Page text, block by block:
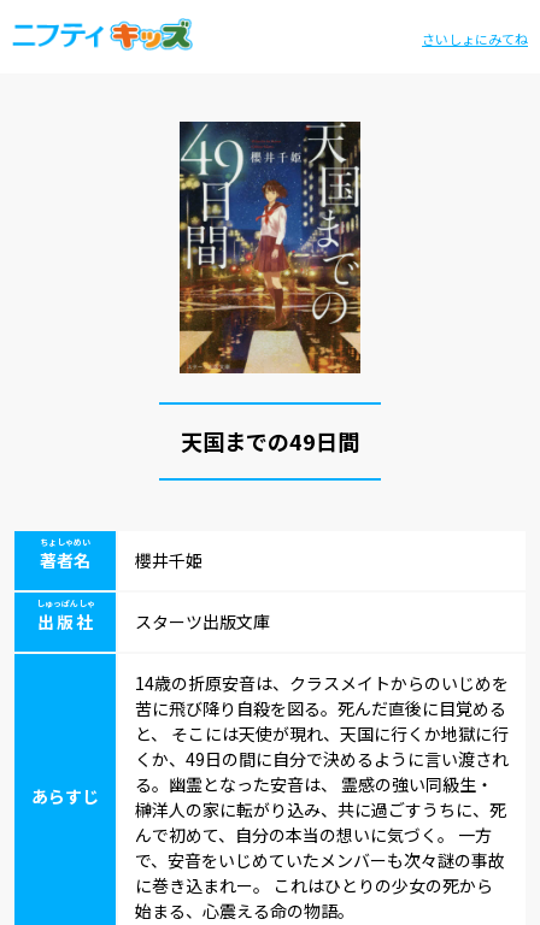
さいしょにみてね
天国までの49日間
著者名
ちょしゃめい
櫻井千姫
出版社
しゅっぱんしゃ
スターツ出版文庫
あらすじ
14歳の折原安音は、クラスメイトからのいじめを
苦に飛び降り自殺を図る。死んだ直後に目覚める
と、 そこには天使が現れ、天国に行くか地獄に行
くか、49日の間に自分で決めるように言い渡され
る。幽霊となった安音は、 霊感の強い同級生・
榊洋人の家に転がり込み、共に過ごすうちに、死
んで初めて、自分の本当の想いに気づく。 一方
で、安音をいじめていたメンバーも次々謎の事故
に巻き込まれー。 これはひとりの少女の死から
始まる、心震える命の物語。